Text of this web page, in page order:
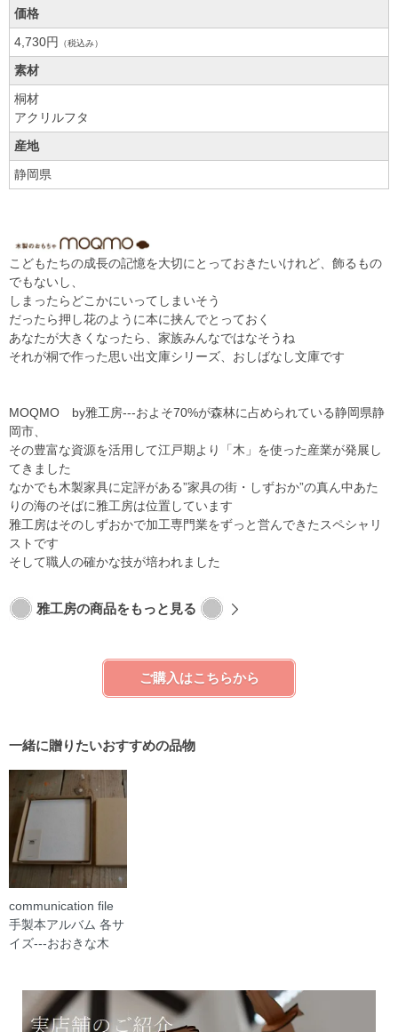
価格
4,730円
（税込み）
素材
桐材
アクリルフタ
産地
静岡県
こどもたちの成長の記憶を大切にとっておきたいけれど、飾るもの
でもないし、
しまったらどこかにいってしまいそう
だったら押し花のように本に挟んでとっておく
あなたが大きくなったら、家族みんなではなそうね
それが桐で作った思い出文庫シリーズ、おしばなし文庫です
MOQMO by雅工房---およそ70%が森林に占められている静岡県静
岡市、
その豊富な資源を活用して江戸期より「木」を使った産業が発展し
てきました
なかでも木製家具に定評がある”家具の街・しずおか”の真ん中あた
りの海のそばに雅工房は位置しています
雅工房はそのしずおかで加工専門業をずっと営んできたスペシャリ
ストです
そして職人の確かな技が培われました
雅工房の商品をもっと見る
ご購入はこちらから
一緒に贈りたいおすすめの品物
communication file
手製本アルバム 各サ
イズ---おおきな木